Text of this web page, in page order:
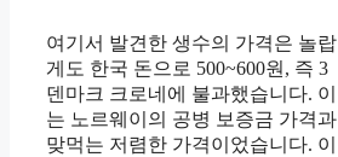
여기서 발견한 생수의 가격은 놀랍
게도 한국 돈으로 500~600원, 즉 3
덴마크 크로네에 불과했습니다. 이
는 노르웨이의 공병 보증금 가격과
맞먹는 저렴한 가격이었습니다. 이